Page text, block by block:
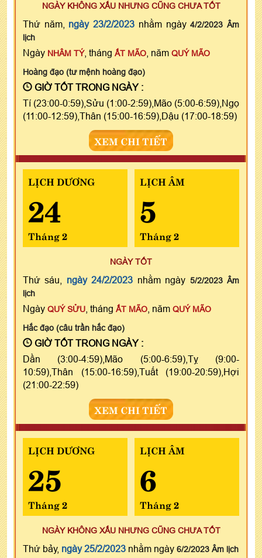
NGÀY KHÔNG XẤU NHƯNG CŨNG CHƯA TỐT
Thứ năm, ngày 23/2/2023 nhằm ngày4/2/2023 Âm
lịch
Ngày NHÂM TÝ, tháng ẤT MÃO , năm QUÝ MÃO
Hoàng đạo (tư mệnh hoàng đạo)
GIỜ TỐT TRONG NGÀY :
Tí (23:00-0:59),Sửu (1:00-2:59),Mão (5:00-6:59),Ngọ
(11:00-12:59),Thân (15:00-16:59),Dậu (17:00-18:59)
XEM CHI TIẾT
LỊCH DƯƠNG
24
Tháng 2
LỊCH ÂM
5
Tháng 2
NGÀY TỐT
Thứ sáu, ngày 24/2/2023 nhằm ngày 5/2/2023 Âm
lịch
Ngày QUÝ SỬU , tháng ẤT MÃO , năm QUÝ MÃO
Hắc đạo (câu trần hắc đạo)
GIỜ TỐT TRONG NGÀY :
Dần (3:00-4:59),Mão (5:00-6:59),Tỵ (9:00-
10:59),Thân (15:00-16:59),Tuất (19:00-20:59),Hợi
(21:00-22:59)
XEM CHI TIẾT
LỊCH DƯƠNG
25
Tháng 2
LỊCH ÂM
6
Tháng 2
NGÀY KHÔNG XẤU NHƯNG CŨNG CHƯA TỐT
Thứ bảy, ngày 25/2/2023 nhằm ngày 6/2/2023 Âm lịch